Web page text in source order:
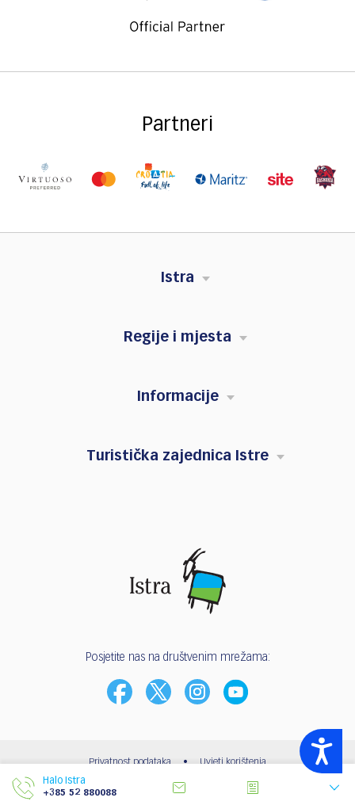
Accessibility
Partneri
Istra
Regije i mjesta
Informacije
Turistička zajednica Istre
Posjetite nas na društvenim mrežama:
Privatnost podataka • Uvjeti korištenja
© 2003 - 2026 | Turistička zajednica Istarske županije
Halo Istra
+385 52 880088